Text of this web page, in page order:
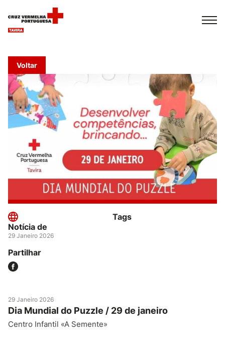
Voltar
Notícia de
29 Janeiro 2026
Tags
Partilhar
29 Janeiro 2026
Dia Mundial do Puzzle / 29 de janeiro
Centro Infantil «A Semente»